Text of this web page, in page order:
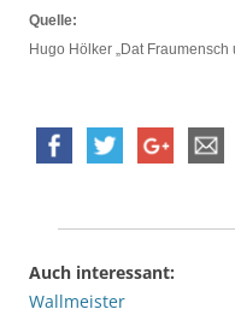
Quelle:
Hugo Hölker „Dat
Auch interessant:
Wallmeister